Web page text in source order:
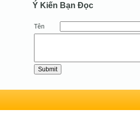
Ý Kiến Bạn Ðọc
Tên